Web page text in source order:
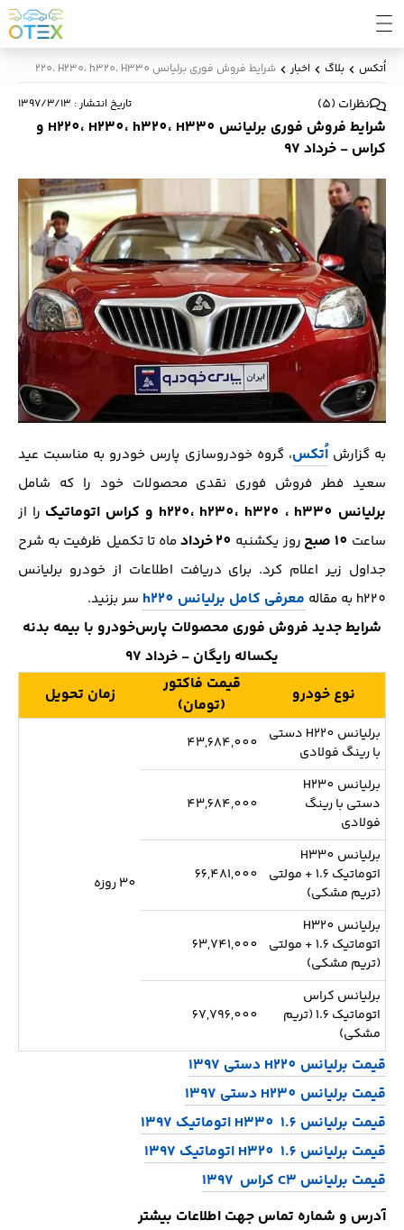
اُتکس بلاگ اخبار شرایط فروش فوری برلیانس H220، H230، h320، H330 و کراس - خرداد 97
نظرات (
5
) تاریخ انتشار: ۱۳۹۷/۳/۱۳
شرایط فروش فوری برلیانس H220، H230، h320، H330 و
کراس - خرداد 97
به گزارشاُتکس، گروه خودروسازی پارس خودرو به مناسبت عید
سعید فطر فروش فوری نقدی محصولات خود را که شامل
برلیانس h220، h230، h320 ، h330 و کراس اتوماتیک
را از
ساعت 10 صبح روز یکشنبه 20خرداد ماه تا تکمیل ظرفیت به شرح
جداول زیر اعلام کرد. برای دریافت اطلاعات از خودرو برلیانس
h220 به مقاله
معرفی کامل برلیانس h220 سر بزنید.
شرایط جدید فروش فوری محصولات پارس‌خودرو با بیمه بدنه
یکساله رایگان - خرداد 97
نوع خودرو
قیمت فاکتور
(تومان)
زمان تحویل
برلیانس H220 دستی
با رینگ فولادی
43,684,000
30 روزه
برلیانس H230
دستی با رینگ
فولادی
43,684,000
برلیانس H330
اتوماتیک 1.6 + مولتی
(تریم مشکی)
66,481,000
برلیانس H320
اتوماتیک 1.6 + مولتی
(تریم مشکی)
63,741,000
برلیانس کراس
اتوماتیک 1.6 (تریم
مشکی)
67,796,000
قیمت برلیانس H220 دستی 1397
قیمت برلیانس H230 دستی 1397
قیمت برلیانس H330 1.6 اتوماتیک 1397
قیمت برلیانس H320 1.6 اتوماتیک 1397
قیمت برلیانس C3 کراس 1397
آدرس و شماره تماس جهت اطلاعات بیشتر